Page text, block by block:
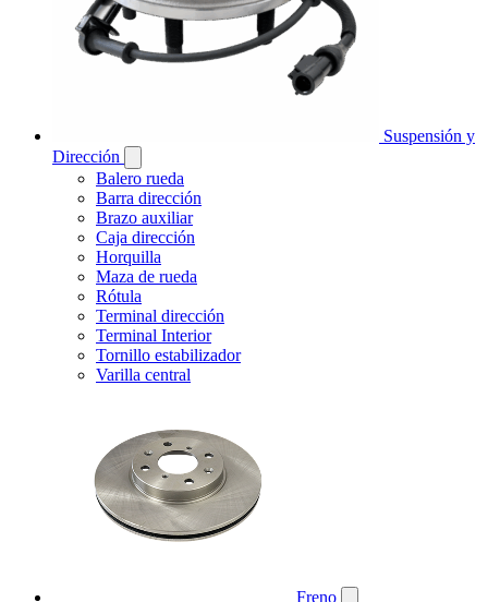
Suspensión y
Dirección
Balero rueda
Barra dirección
Brazo auxiliar
Caja dirección
Horquilla
Maza de rueda
Rótula
Terminal dirección
Terminal Interior
Tornillo estabilizador
Varilla central
Freno